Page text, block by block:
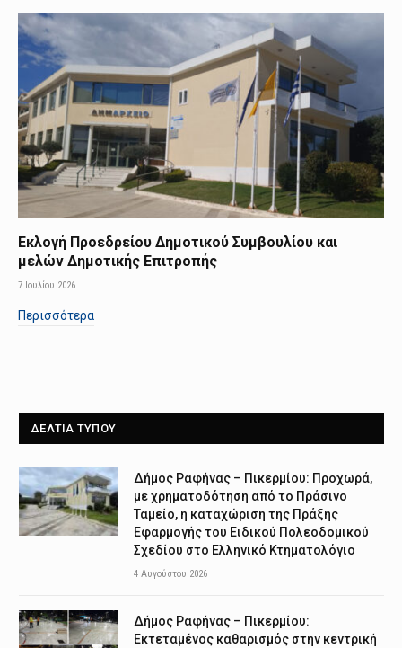
Εκλογή Προεδρείου Δημοτικού Συμβουλίου και
μελών Δημοτικής Επιτροπής
7 Ιουλίου 2026
Περισσότερα
ΔΕΛΤΙΑ ΤΥΠΟΥ
Δήμος Ραφήνας – Πικερμίου: Προχωρά,
με χρηματοδότηση από το Πράσινο
Ταμείο, η καταχώριση της Πράξης
Εφαρμογής του Ειδικού Πολεοδομικού
Σχεδίου στο Ελληνικό Κτηματολόγιο
4 Αυγούστου 2026
Δήμος Ραφήνας – Πικερμίου:
Εκτεταμένος καθαρισμός στην κεντρική